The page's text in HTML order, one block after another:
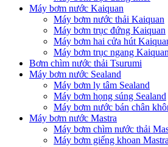
Máy bơm nước Kaiquan
Máy bơm nước thải Kaiquan
Máy bơm trục đứng Kaiquan
Máy bơm hai cửa hút
Máy bơm trục ngang Kaiquan
Bơm chìm nước thải Tsurumi
Máy bơm nước Sealand
Máy bơm ly tâm Sealand
Máy bơm họng súng Sealand
Máy bơm nước bán chân
Máy bơm nước Mastra
Máy bơm chìm nước thải
Máy bơm giếng khoan Mastra